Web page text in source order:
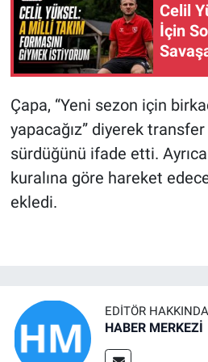
Celil
İçin
Çapa, “Yeni sezon için
yapacağız” diyerek transfer
sürdüğünü ifade etti.
kuralına göre hareket
ekledi.
EDITÖR HAKKINDA
HABER MERKEZİ